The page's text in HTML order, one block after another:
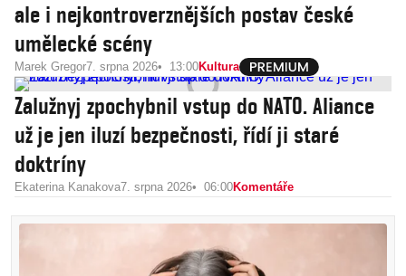
ale i nejkontroverznějších postav české
umělecké scény
Marek Gregor7. srpna 2026 13:00Kultura
Zalužnyj zpochybnil vstup do NATO. Aliance
už je jen iluzí bezpečnosti, řídí ji staré
doktríny
Ekaterina Kanakova7. srpna 2026 06:00Komentáře